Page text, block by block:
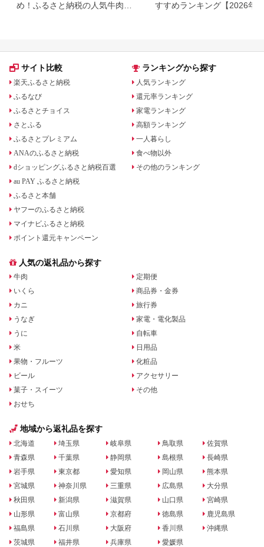
め！ふるさと納税の人気牛肉還
すすめランキング【2026年
サイト比較
楽天ふるさと納税
ふるなび
ふるさとチョイス
さとふる
ふるさとプレミアム
ANAのふるさと納税
dショッピングふるさと納税百選
au PAY ふるさと納税
ふるさと本舗
ヤフーのふるさと納税
マイナビふるさと納税
ポイント還元キャンペーン
ランキングから探す
人気ランキング
還元率ランキング
家電ランキング
高額ランキング
一人暮らし
食べ物以外
その他のランキング
人気の返礼品から探す
牛肉
いくら
カニ
うなぎ
うに
米
果物・フルーツ
ビール
菓子・スイーツ
おせち
定期便
商品券・金券
旅行券
家電・電化製品
自転車
日用品
化粧品
アクセサリー
その他
地域から返礼品を探す
北海道
青森県
岩手県
宮城県
秋田県
山形県
福島県
茨城県
埼玉県
千葉県
東京都
神奈川県
新潟県
富山県
石川県
福井県
岐阜県
静岡県
愛知県
三重県
滋賀県
京都府
大阪府
兵庫県
鳥取県
島根県
岡山県
広島県
山口県
徳島県
香川県
愛媛県
佐賀県
長崎県
熊本県
大分県
宮崎県
鹿児島県
沖縄県